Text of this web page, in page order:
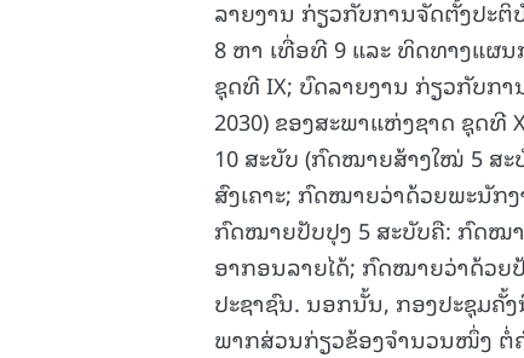
ລາຍງານ ກ່ຽວກັບການຈັດຕັ້ງປະ
8 ຫາ ເທື່ອທີ 9 ແລະ ທິດທາງແຜ
ຊຸດທີ IX; ບົດລາຍງານ ກ່ຽວກັບກ
2030) ຂອງສະພາແຫ່ງຊາດ ຊຸດທີ
10 ສະບັບ (ກົດໝາຍສ້າງໃໝ່ 5 ສ
ສົງເຄາະ; ກົດໝາຍວ່າດ້ວຍພະນັກ
ກົດໝາຍປັບປຸງ 5 ສະບັບຄື: ກົດໝ
ອາກອນລາຍໄດ້; ກົດໝາຍວ່າດ້ວ
ປະຊາຊົນ. ນອກນັ້ນ, ກອງປະຊຸມຄັ້
ພາກສ່ວນກ່ຽວຂ້ອງຈໍານວນໜຶ່ງ ຕໍ່